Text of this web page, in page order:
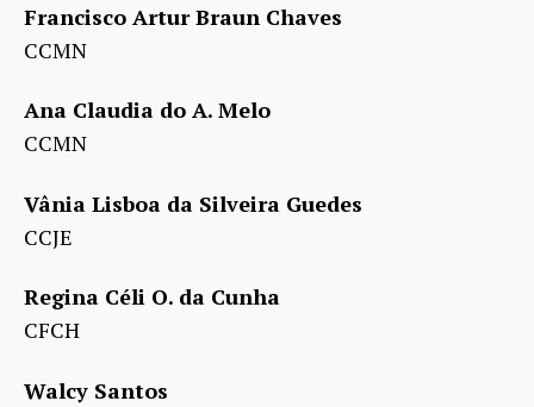
Francisco Artur Braun Chaves
CCMN
Ana Claudia do A. Melo
CCMN
Vânia Lisboa da Silveira Guedes
CCJE
Regina Céli O. da Cunha
CFCH
Walcy Santos